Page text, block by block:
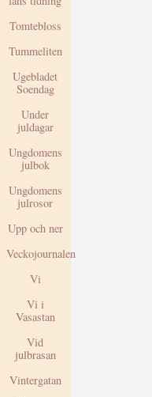
Tomtebloss
Tummeliten
Ugebladet
Soendag
Under
juldagar
Ungdomens
julbok
Ungdomens
julrosor
Upp och ner
Veckojournalen
Vi
Vi i
Vasastan
Vid
julbrasan
Vintergatan